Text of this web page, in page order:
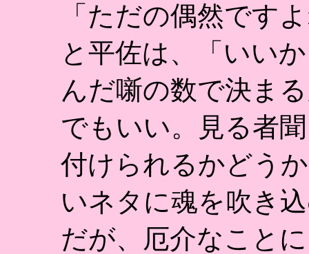
「ただの偶然です
と平佐は、「いい
んだ噺の数で決ま
でもいい。見る者
付けられるかどう
いネタに魂を吹き
だが、厄介なこと